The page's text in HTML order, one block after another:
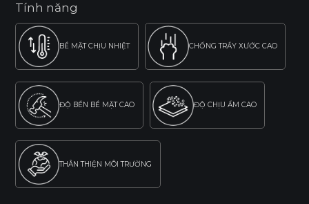
Tính năng
BỀ MẶT CHỊU NHIỆT CHỐNG TRẦY XƯỚC CAO
ĐỘ BỀN BỀ MẶT CAO ĐỘ CHỊU ẨM CAO
THÂN THIỆN MÔI TRƯỜNG